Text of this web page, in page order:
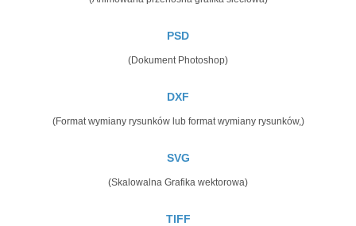
PSD
(Dokument Photoshop)
DXF
(Format wymiany rysunków lub format wymiany rysunków,)
SVG
(Skalowalna Grafika wektorowa)
TIFF